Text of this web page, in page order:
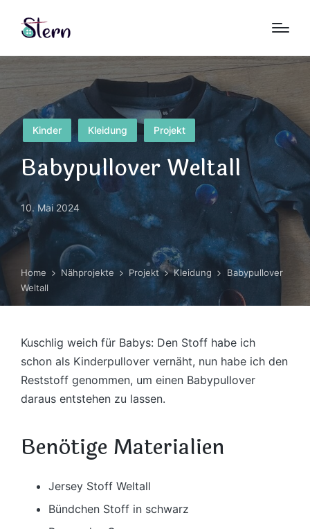
Posted
in
Kinder Kleidung Projekt
Babypullover Weltall
10. Mai 2024
Home Nähprojekte Projekt Kleidung
Babypullover
Weltall
Kuschlig weich für Babys: Den Stoff habe ich
schon als Kinderpullover vernäht, nun habe ich den
Reststoff genommen, um einen Babypullover
daraus entstehen zu lassen.
Benötige Materialien
Jersey Stoff Weltall
Bündchen Stoff in schwarz